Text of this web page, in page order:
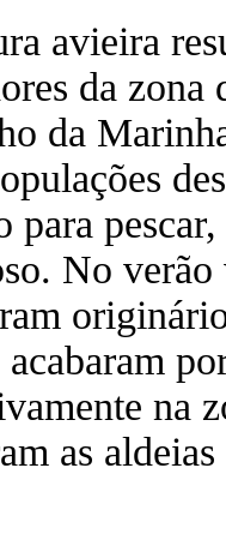
avieira
da
da
para
No verão
na
as